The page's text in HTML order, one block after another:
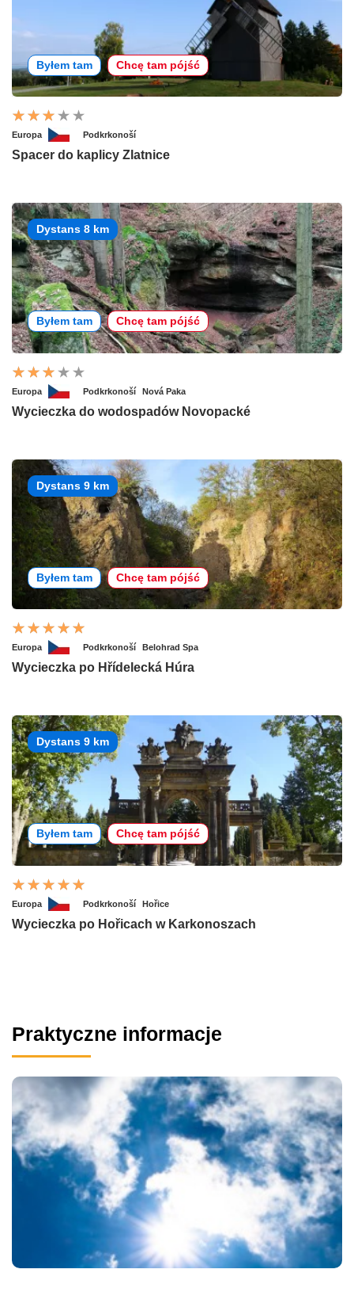
Byłem tam Chcę tam pójść
Europa Podkrkonoší
Spacer do kaplicy Zlatnice
Dystans 8 km
Byłem tam Chcę tam pójść
Europa Podkrkonoší Nová Paka
Wycieczka do wodospadów Novopacké
Dystans 9 km
Byłem tam Chcę tam pójść
Europa Podkrkonoší Belohrad Spa
Wycieczka po Hřídelecká Húra
Dystans 9 km
Byłem tam Chcę tam pójść
Europa Podkrkonoší Hořice
Wycieczka po Hořicach w Karkonoszach
Praktyczne informacje